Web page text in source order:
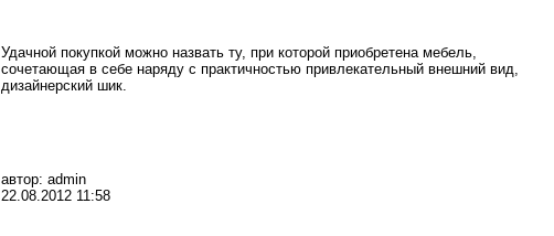
Удачной покупкой можно назвать ту, при которой приобретена мебель,
сочетающая в себе наряду с практичностью привлекательный внешний вид,
дизайнерский шик.
автор: admin
22.08.2012 11:58